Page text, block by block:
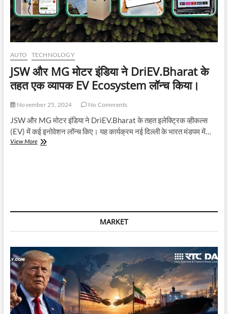
AUTO TECHNOLOGY
JSW और MG मोटर इंडिया ने DriEV.Bharat के
तहत एक व्यापक EV Ecosystem लॉन्च किया।
November 25, 2024 No Comments
JSW और MG मोटर इंडिया ने DriEV.Bharat के तहत इलेक्ट्रिक व्हीकल्स
(EV) में कई इनोवेशन लॉन्च किए। यह कार्यक्रम नई दिल्ली के भारत मंडपम में…
View MoreJSW
तहत
व्यापक
Ecosystem
लॉन्च
किया।
MARKET